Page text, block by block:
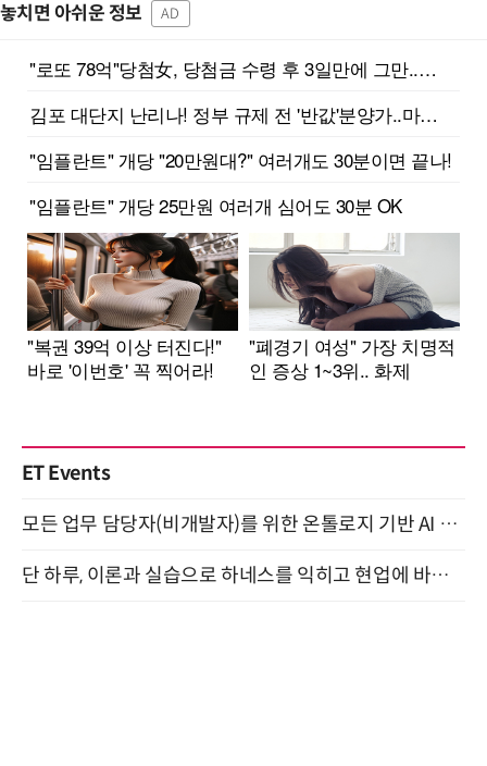
놓치면 아쉬운 정보 AD
ET Events
모든 업무 담당자(비개발자)를 위한 온톨로지 기반 AI 지식체계 설계 1-day 워크숍 8월 20일 개최
단 하루, 이론과 실습으로 하네스를 익히고 현업에 바로 쓰는 핸즈온 워크숍 (8/20)